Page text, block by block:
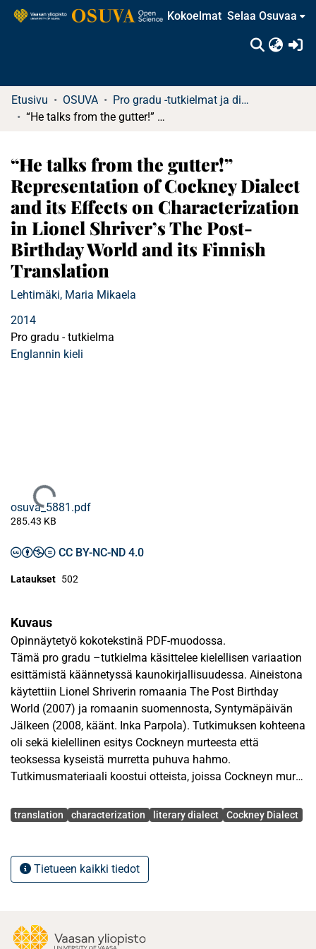
Kokoelmat Selaa Osuvaa
Etusivu OSUVA
Pro gradu -tutkielmat ja diplomityöt
“He talks from the gutter!” Representation of Cockney Dialect and its Effects on Characterization in Lionel Shriver’s The Post-Birthday World and its Finnish Translation
“He talks from the gutter!”
Representation of Cockney Dialect
and its Effects on Characterization
in Lionel Shriver’s The Post-
Birthday World and its Finnish
Translation
Lehtimäki, Maria Mikaela
2014
Pro gradu - tutkielma
Englannin kieli
Ladataan...
osuva_5881.pdf
285.43 KB
CC BY-NC-ND 4.0
Lataukset 502
Kuvaus
Opinnäytetyö kokotekstinä PDF-muodossa.
Tämä pro gradu –tutkielma käsittelee kielellisen variaation
esittämistä käännetyssä kaunokirjallisuudessa. Aineistona
käytettiin Lionel Shriverin romaania The Post Birthday
World (2007) ja romaanin suomennosta, Syntymäpäivän
Jälkeen (2008, käänt. Inka Parpola). Tutkimuksen kohteena
oli sekä kielellinen esitys Cockneyn murteesta että
teoksessa kyseistä murretta puhuva hahmo.
Tutkimusmateriaali koostui otteista, joissa Cockneyn murre
otteiden käännösvastineista. Lähtötekstissä esiintymiä oli
Kielellisen analyysin tutkimusmetodi perustui kääntäjän
sosiolingvistisen määrittelyn mukaisesti. Kielivariantin
kääntämisessä tehdyt ratkaisut jaettiin aggressiivisiin ja
Avainsanat
translation characterization literary dialect Cockney Dialect
Tietueen kaikki tiedot